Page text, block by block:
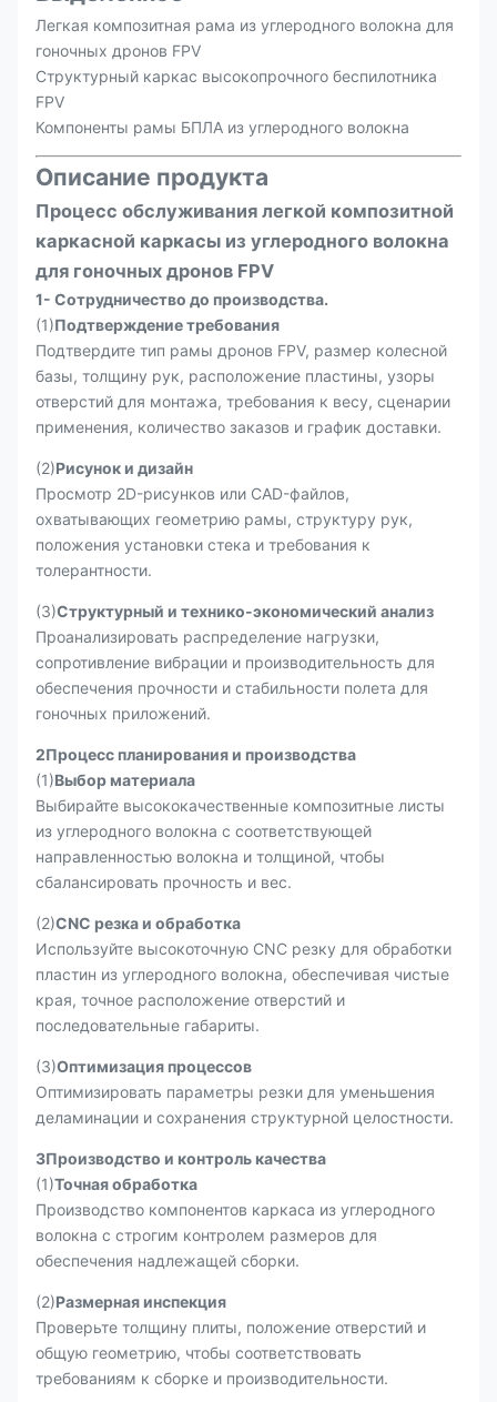
Легкая композитная рама из углеродного волокна для
гоночных дронов FPV
Структурный каркас высокопрочного беспилотника
FPV
Компоненты рамы БПЛА из углеродного волокна
Описание продукта
Процесс обслуживания легкой композитной
каркасной каркасы из углеродного волокна
для гоночных дронов FPV
1- Сотрудничество до производства.
(1)Подтверждение требования
Подтвердите тип рамы дронов FPV, размер колесной
базы, толщину рук, расположение пластины, узоры
отверстий для монтажа, требования к весу, сценарии
применения, количество заказов и график доставки.
(2)Рисунок и дизайн
Просмотр 2D-рисунков или CAD-файлов,
охватывающих геометрию рамы, структуру рук,
положения установки стека и требования к
толерантности.
(3)Структурный и технико-экономический анализ
Проанализировать распределение нагрузки,
сопротивление вибрации и производительность для
обеспечения прочности и стабильности полета для
гоночных приложений.
2Процесс планирования и производства
(1)Выбор материала
Выбирайте высококачественные композитные листы
из углеродного волокна с соответствующей
направленностью волокна и толщиной, чтобы
сбалансировать прочность и вес.
(2)CNC резка и обработка
Используйте высокоточную CNC резку для обработки
пластин из углеродного волокна, обеспечивая чистые
края, точное расположение отверстий и
последовательные габариты.
(3)Оптимизация процессов
Оптимизировать параметры резки для уменьшения
деламинации и сохранения структурной целостности.
3Производство и контроль качества
(1)Точная обработка
Производство компонентов каркаса из углеродного
волокна с строгим контролем размеров для
обеспечения надлежащей сборки.
(2)Размерная инспекция
Проверьте толщину плиты, положение отверстий и
общую геометрию, чтобы соответствовать
требованиям к сборке и производительности.